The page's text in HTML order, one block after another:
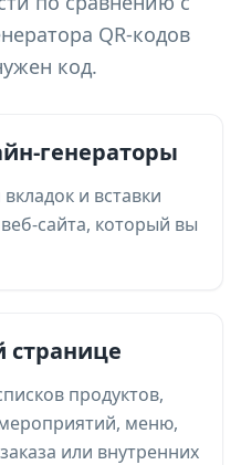
QR-кодов
код.
генераторы
и вставки
сайта, который вы
странице
продуктов,
меню,
или внутренних